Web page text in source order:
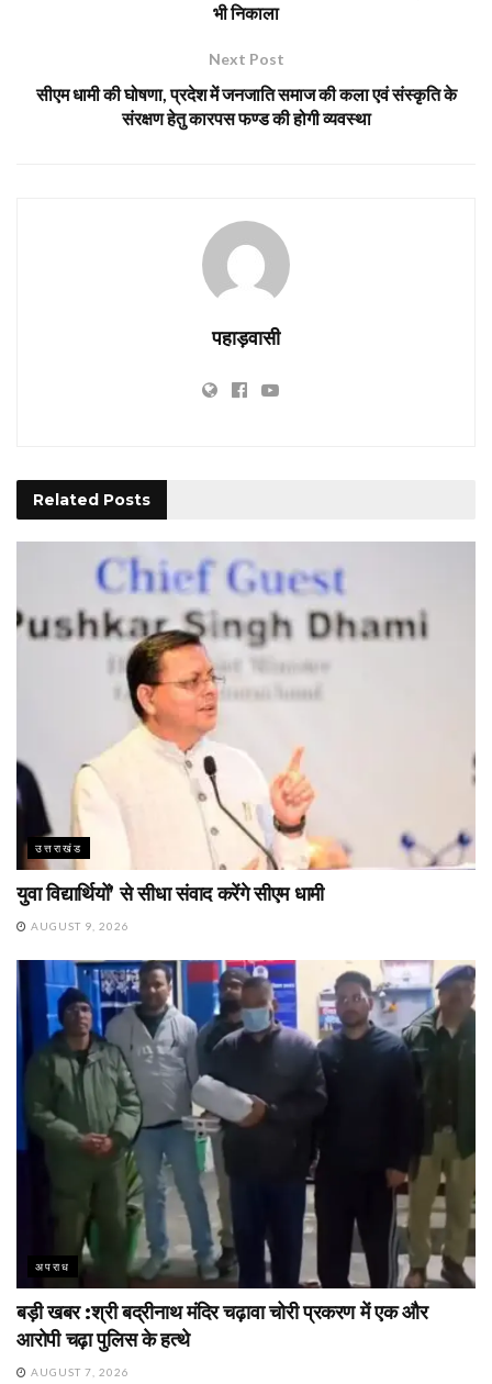
भी निकाला
Next Post
सीएम धामी की घोषणा, प्रदेश में जनजाति समाज की कला एवं संस्कृति के
संरक्षण हेतु कारपस फण्ड की होगी व्यवस्था
पहाड़वासी
Related Posts
उत्तराखंड
युवा विद्यार्थियों’ से सीधा संवाद करेंगे सीएम धामी
AUGUST 9, 2026
अपराध
बड़ी खबर :श्री बद्रीनाथ मंदिर चढ़ावा चोरी प्रकरण में एक और
आरोपी चढ़ा पुलिस के हत्थे
AUGUST 7, 2026